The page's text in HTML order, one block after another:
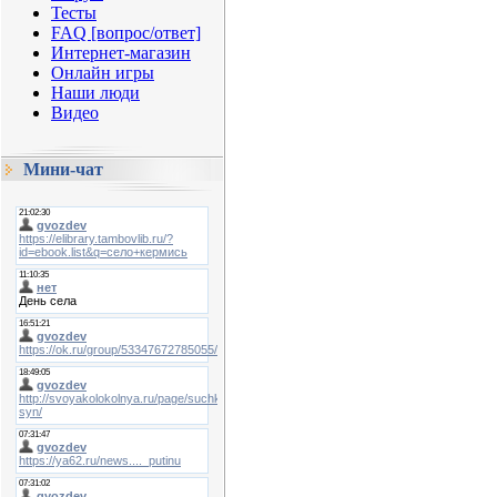
Тесты
FAQ [вопрос/ответ]
Интернет-магазин
Онлайн игры
Наши люди
Видео
Мини-чат